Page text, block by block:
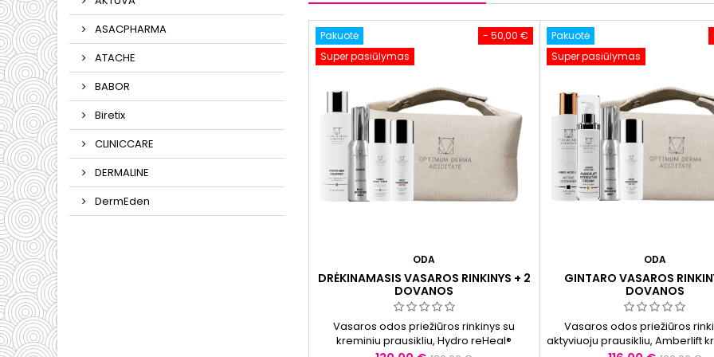
ASACPHARMA
ATACHE
BABOR
Biretix
CLINICCARE
DERMALINE
DermEden
- 50,00 €
Pakuotė
Super pasiūlymas
ODA
DRĖKINAMASIS VASAROS RINKINYS + 2
DOVANOS
Vasaros odos priežiūros rinkinys su
kreminiu prausikliu, Hydro reHeal®
Pakuotė
Super pasiūlymas
ODA
GINTARO VASAROS
DOVANOS
Vasaros odos priežiūros
aktyviuoju prausikliu, Amberlift